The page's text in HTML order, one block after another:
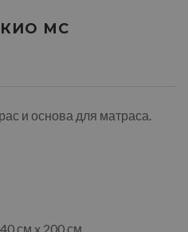
МС
и основа для матраса.
см x 200 см.